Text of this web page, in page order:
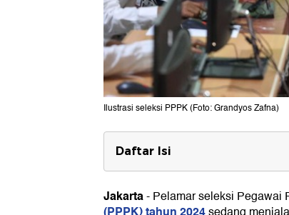
Ilustrasi seleksi PPPK (Foto: Grandyos Zafna)
Daftar Isi
Kapan Pengumuman Hasil
2024?
1. Jadwal seleksi PPPK 2024
Jakarta-Pelamar seleksi Pegawai